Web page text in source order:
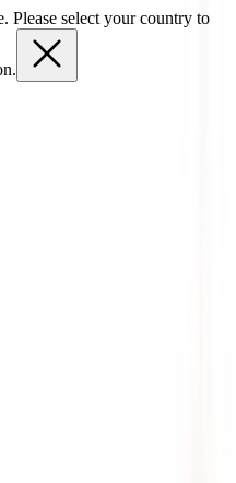
Please select your country to